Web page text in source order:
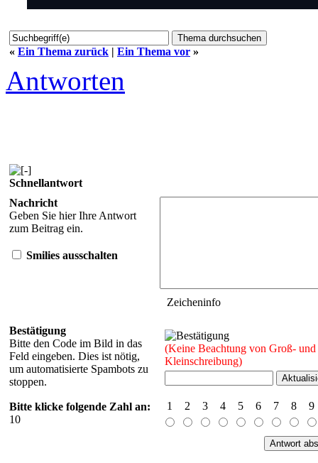
« Ein Thema zurück | Ein Thema vor »
Antworten
Schnellantwort
Nachricht
Geben Sie hier Ihre Antwort
zum Beitrag ein.
Smilies ausschalten
Zeicheninfo
Bestätigung
Bitte den Code im Bild in das
Feld eingeben. Dies ist nötig,
um automatisierte Spambots zu
stoppen.
(Keine Beachtung von Groß- und
Kleinschreibung)
Bitte klicke folgende Zahl an:
10
1 2 3 4 5 6 7 8 9